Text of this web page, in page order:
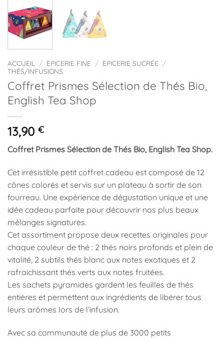
ACCUEIL / EPICERIE FINE / EPICERIE SUCRÉE /
THÉS/INFUSIONS
Coffret Prismes Sélection de Thés Bio,
English Tea Shop
13,90 €
Coffret Prismes Sélection de Thés Bio, English Tea Shop.
Cet irrésistible petit coffret cadeau est composé de 12
cônes colorés et servis sur un plateau à sortir de son
fourreau. Une expérience de dégustation unique et une
idée cadeau parfaite pour découvrir nos plus beaux
mélanges signatures.
Cet assortiment propose deux recettes originales pour
chaque couleur de thé : 2 thés noirs profonds et plein de
vitalité, 2 subtils thés blanc aux notes exotiques et 2
rafraichissant thés verts aux notes fruitées.
Les sachets pyramides gardent les feuilles de thés
entières et permettent aux ingrédients de libérer tous
leurs arômes lors de l’infusion.
Avec sa communauté de plus de 3000 petits